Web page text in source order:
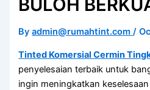
BULOH
Byadmin@rumahtint.com/
Tinted Komersial Cermin
penyelesaian terbaik untuk
ingin meningkatkan